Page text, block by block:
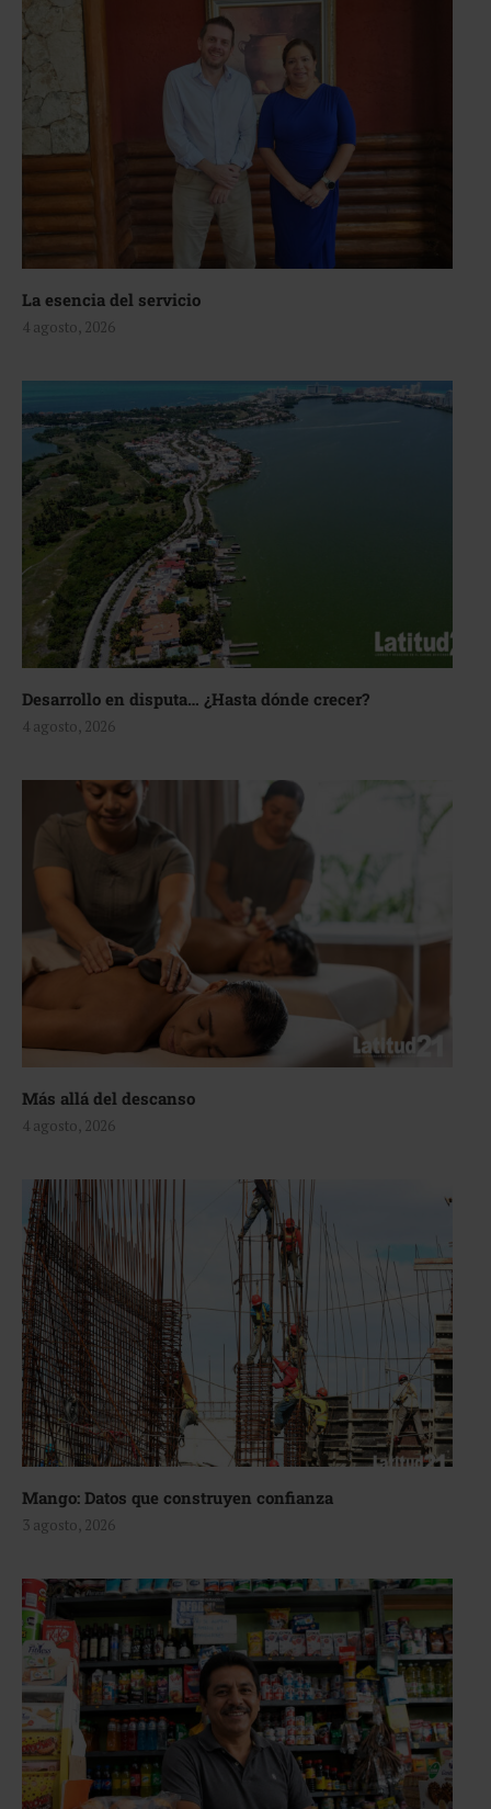
La esencia del servicio
4 agosto, 2026
Desarrollo en disputa… ¿Hasta dónde crecer?
4 agosto, 2026
Más allá del descanso
4 agosto, 2026
Mango: Datos que construyen confianza
3 agosto, 2026